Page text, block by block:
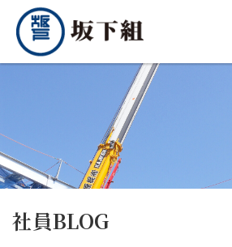
社員BLOG